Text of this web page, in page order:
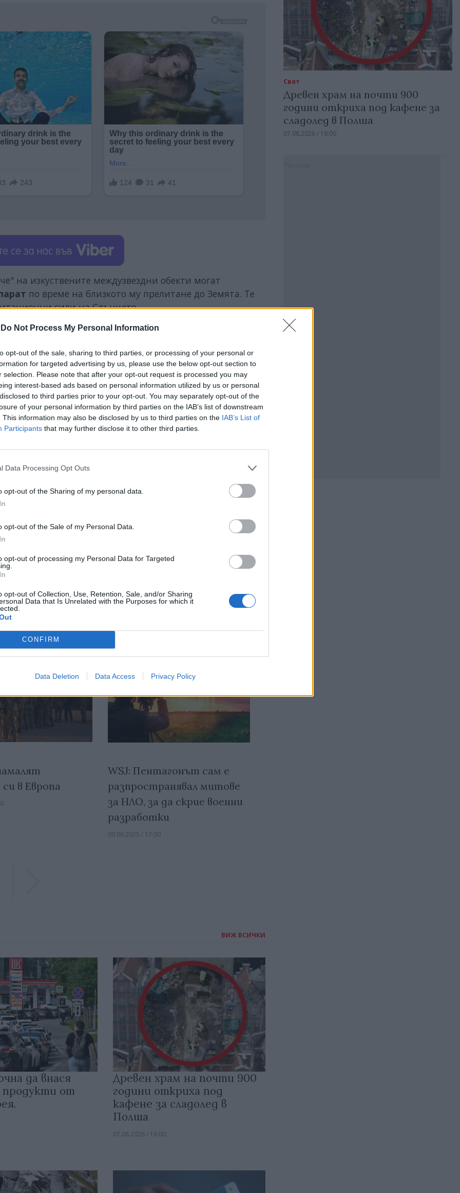
Do Not Process My Personal Information
opt-out of the sale, sharing to third parties, or processing of your personal or
for targeted advertising by us, please use the below opt-out section to
selection. Please note that after your opt-out request is processed you may
interest-based ads based on personal information utilized by us or personal
to third parties prior to your opt-out. You may separately opt-out of the
of your personal information by third parties on the IAB’s list of downstream
This information may also be disclosed by us to third parties on the IAB’s List of
Participants that may further disclose it to other third parties.
Data Processing Opt Outs
opt-out of the Sharing of my personal data.
opt-out of the Sale of my Personal Data.
opt-out of processing my Personal Data for Targeted
opt-out of Collection, Use, Retention, Sale, and/or Sharing
Data that Is Unrelated with the Purposes for which it
CONFIRM
Data Deletion Data Access Privacy Policy
на изкуствените междузвездни обекти могат
по време на близкото му прелитане до Земята. Те
сили на Слънцето.
или до други планети за изследване, както
през 2017 година.
НОВИНИ »
Последвайте ни във ВАЙБЪР
facebook
в:
в Европа
WSJ: Пентагонът сам е
разпространявал митове
за НЛО, за да скрие военни
разработки
09.06.2025 / 17:00
ВИЖ ВСИЧКИ
да внася
от
Древен храм на почти 900
години откриха под
кафене за сладолед в
Полша
07.08.2026 / 16:00
Свят
Древен храм на почти 900
години откриха под кафене за
сладолед в Полша
07.08.2026 / 16:00